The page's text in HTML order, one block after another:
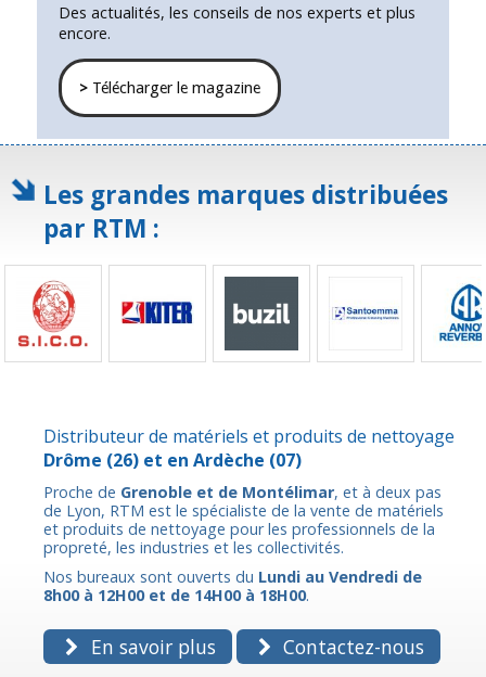
Des actualités, les conseils de nos experts et plus
encore.
>Télécharger le magazine
Les grandes marques distribuées
par RTM :
Distributeur de matériels et produits de nettoyage
Drôme (26) et en Ardèche (07)
Proche de Grenoble et de Montélimar, et à deux pas
de Lyon, RTM est le spécialiste de la vente de matériels
et produits de nettoyage pour les professionnels de la
propreté, les industries et les collectivités.
Nos bureaux sont ouverts du Lundi au Vendredi de
8h00 à 12H00 et de 14H00 à 18H00.
En savoir plus Contactez-nous